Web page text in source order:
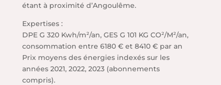
étant à proximité d’Angoulême.
Expertises :
DPE G 320 Kwh/m²/an, GES G 101 KG CO²/M²/an,
consommation entre 6180 € et 8410 € par an
Prix moyens des énergies indexés sur les
années 2021, 2022, 2023 (abonnements
compris).